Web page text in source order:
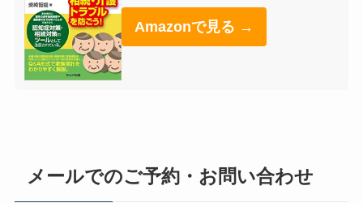
Amazonで見る →
メールでのご予約・お問い合わせ